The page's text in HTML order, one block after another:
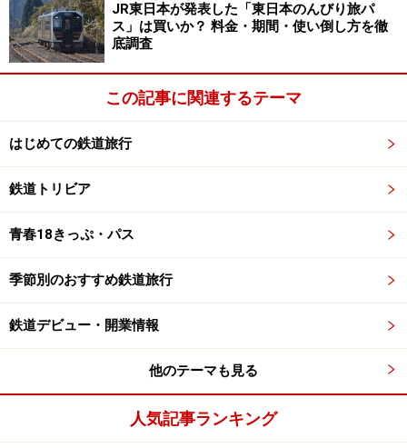
丸みを帯びた外観は、先にデビューした有楽町線＆副都
心線17000系によく似ている。これからの東京メトロの
デザインは、このスタイルになるのだろうか？
車内は紫のトーンオントーン配色
で、車体のストライプをはじめ、車内のシート、吊り
輪、さらには運転席の座席までも紫で統一されている。
の配色なので、モダンな感じがする。清澄白河に代表さ
れる伝統と新しさが交じり合う沿線の街を表現したとの
ことだ。
優先席は背もたれを赤くしてアクセントとしている
JR東日本が発表した「東日本のんびり旅パ
ス」は買いか？ 料金・期間・使い倒し方を徹
底調査
この記事に関連するテーマ
はじめての鉄道旅行
鉄道トリビア
青春18きっぷ・パス
季節別のおすすめ鉄道旅行
鉄道デビュー・開業情報
他のテーマも見る
人気記事ランキング